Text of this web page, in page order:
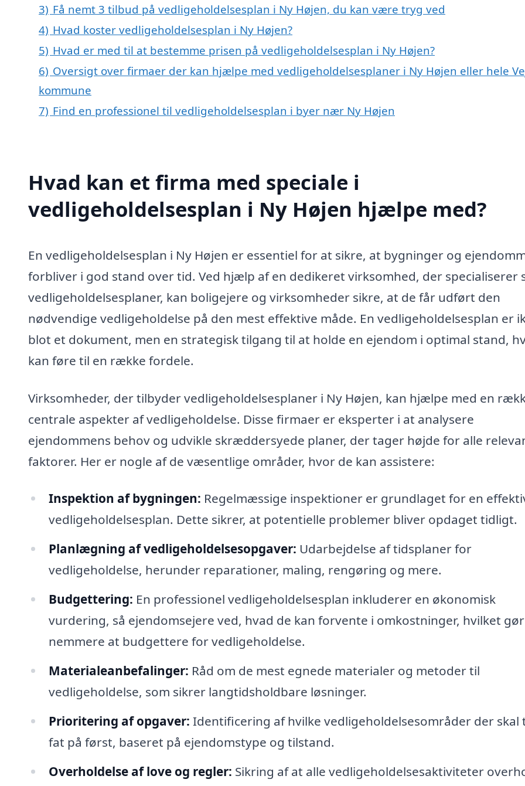
3) Få nemt 3 tilbud på vedligeholdelsesplan i Ny Højen, du kan være tryg ved
4) Hvad koster vedligeholdelsesplan i Ny Højen?
5) Hvad er med til at bestemme prisen på vedligeholdelsesplan i Ny Højen?
6) Oversigt over firmaer der kan hjælpe med vedligeholdelsesplaner i Ny Højen eller hele
kommune
7) Find en professionel til vedligeholdelsesplan i byer nær Ny Højen
Hvad kan et firma med speciale i
vedligeholdelsesplan i Ny Højen hjælpe med?
En vedligeholdelsesplan i Ny Højen er essentiel for at sikre, at bygninger og
forbliver i god stand over tid. Ved hjælp af en dedikeret virksomhed, der specialiserer
vedligeholdelsesplaner, kan boligejere og virksomheder sikre, at de får udført den
nødvendige vedligeholdelse på den mest effektive måde. En vedligeholdelsesplan er
blot et dokument, men en strategisk tilgang til at holde en ejendom i optimal stand,
kan føre til en række fordele.
Virksomheder, der tilbyder vedligeholdelsesplaner i Ny Højen, kan hjælpe med en
centrale aspekter af vedligeholdelse. Disse firmaer er eksperter i at analysere
ejendommens behov og udvikle skræddersyede planer, der tager højde for alle
faktorer. Her er nogle af de væsentlige områder, hvor de kan assistere:
Inspektion af bygningen: Regelmæssige inspektioner er grundlaget for en
vedligeholdelsesplan. Dette sikrer, at potentielle problemer bliver opdaget tidligt.
Planlægning af vedligeholdelsesopgaver: Udarbejdelse af tidsplaner for
vedligeholdelse, herunder reparationer, maling, rengøring og mere.
Budgettering: En professionel vedligeholdelsesplan inkluderer en økonomisk
vurdering, så ejendomsejere ved, hvad de kan forvente i omkostninger, hvilket
nemmere at budgettere for vedligeholdelse.
Materialeanbefalinger: Råd om de mest egnede materialer og metoder til
vedligeholdelse, som sikrer langtidsholdbare løsninger.
Prioritering af opgaver: Identificering af hvilke vedligeholdelsesområder der skal
fat på først, baseret på ejendomstype og tilstand.
Overholdelse af love og regler: Sikring af at alle vedligeholdelsesaktiviteter